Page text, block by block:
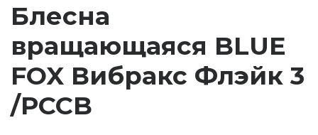
Блесна
вращающаяся BLUE
FOX Вибракс Флэйк 3
/PCCB